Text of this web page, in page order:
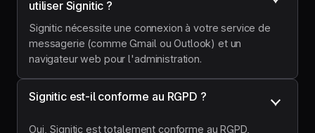
utiliser Signitic ?
Signitic nécessite une connexion à votre service de
messagerie (comme Gmail ou Outlook) et un
navigateur web pour l'administration.
Signitic est-il conforme au RGPD ?
Oui, Signitic est totalement conforme au RGPD,